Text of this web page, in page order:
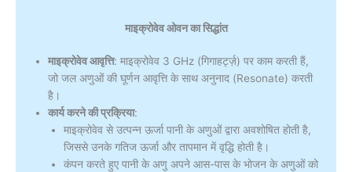
माइक्रोवेव ओवन का सिद्धांत
माइक्रोवेव आवृत्ति: माइक्रोवेव 3 GHz (गिगाहर्ट्ज़) पर काम करती हैं,
जो जल अणुओं की घूर्णन आवृत्ति के साथ अनुनाद (Resonate) करती
है।
कार्य करने की प्रक्रिया:
माइक्रोवेव से उत्पन्न ऊर्जा पानी के अणुओं द्वारा अवशोषित होती है,
जिससे उनके गतिज ऊर्जा और तापमान में वृद्धि होती है।
कंपन करते हुए पानी के अणु अपने आस-पास के भोजन के अणुओं को